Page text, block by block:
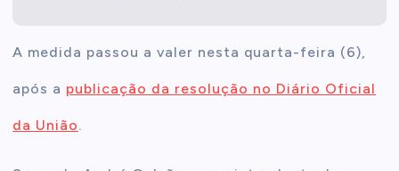
A medida passou a valer nesta quarta-feira (6),
após a publicação da resolução no Diário Oficial
da União.